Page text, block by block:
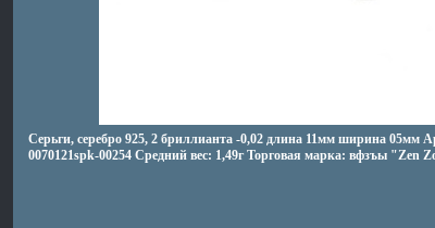
Серьги, серебро 925, 2 бриллианта -0,02 длина 11мм ширина 05мм
0070121spk-00254 Средний вес: 1,49г Торговая марка: вфзъы "Zen